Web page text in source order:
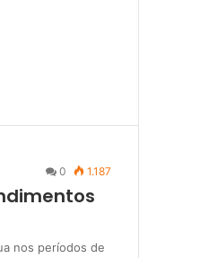
0 1.187
nos períodos de